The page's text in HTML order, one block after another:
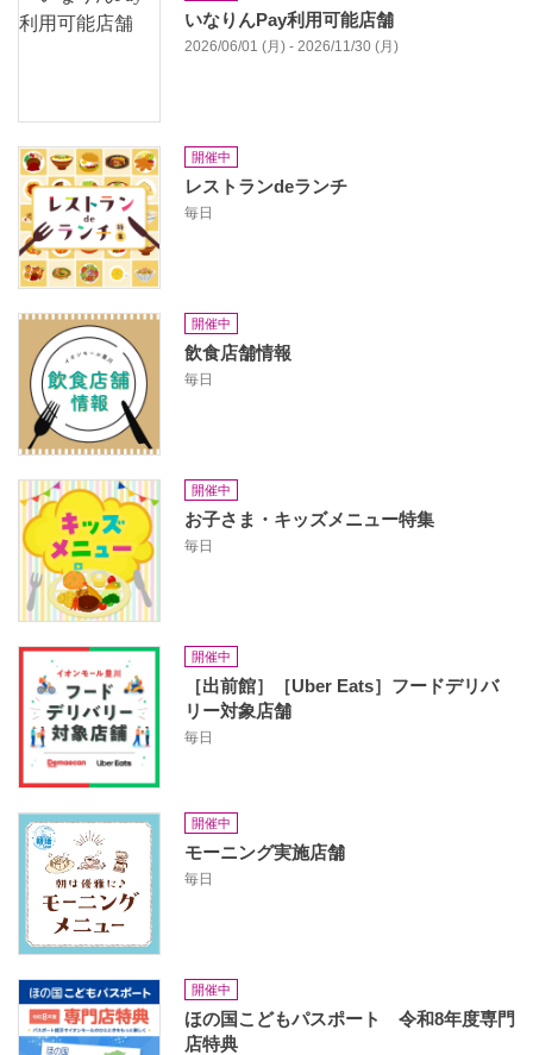
いなりんPay利用可能店舗
2026/06/01 (月) - 2026/11/30 (月)
開催中
レストランdeランチ
毎日
開催中
飲食店舗情報
毎日
開催中
お子さま・キッズメニュー特集
毎日
開催中
［出前館］［Uber Eats］フードデリバ
リー対象店舗
毎日
開催中
モーニング実施店舗
毎日
開催中
ほの国こどもパスポート 令和8年度専門
店特典